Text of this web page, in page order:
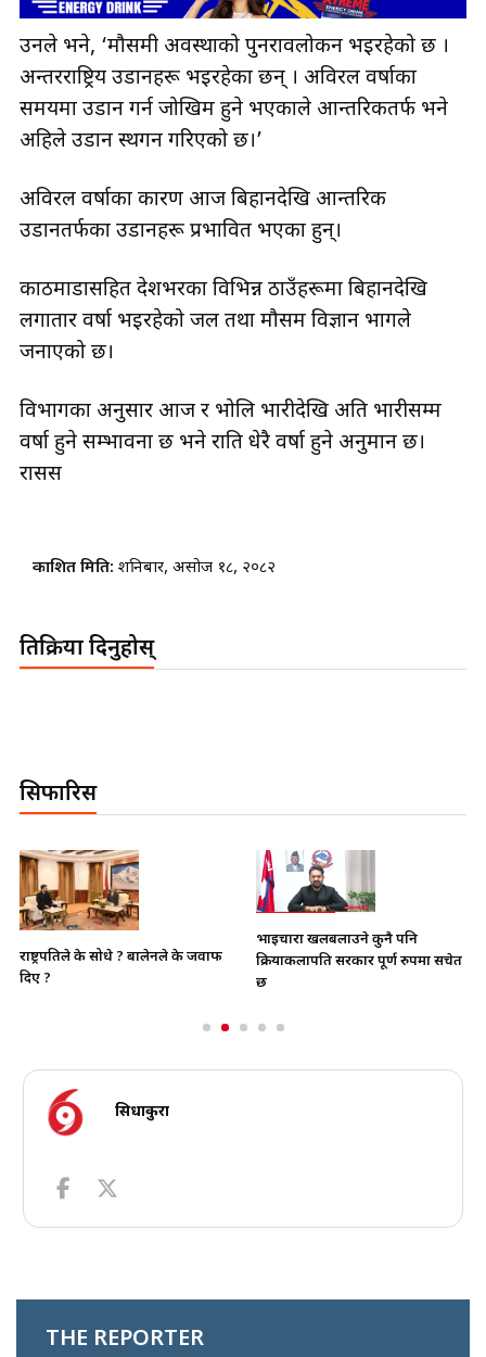
उनले भने, ‘मौसमी अवस्थाको पुनरावलोकन भइरहेको छ ।
अन्तरराष्ट्रिय उडानहरू भइरहेका छन् । अविरल वर्षाका
समयमा उडान गर्न जोखिम हुने भएकाले आन्तरिकतर्फ भने
अहिले उडान स्थगन गरिएको छ।’
अविरल वर्षाका कारण आज बिहानदेखि आन्तरिक
उडानतर्फका उडानहरू प्रभावित भएका हुन्।
काठमाडौँसहित देशभरका विभिन्न ठाउँहरूमा बिहानदेखि
लगातार वर्षा भइरहेको जल तथा मौसम विज्ञान भागले
जनाएको छ।
विभागका अनुसार आज र भोलि भारीदेखि अति भारीसम्म
वर्षा हुने सम्भावना छ भने राति धेरै वर्षा हुने अनुमान छ।
रासस
प्रकाशित मिति: शनिबार, असोज १८, २०८२
प्रतिक्रिया दिनुहोस्
सिफारिस
राष्ट्रपतिले के सोधे ? बालेनले के जवाफ
दिए ?
भाइचारा खलबलाउने कुनै पनि
क्रियाकलापप्रति सरकार पूर्ण रुपमा सचेत
छ
सिधाकुरा
THE REPORTER